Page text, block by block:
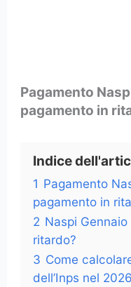
Pagamento
pagamento in
Indice
1 Pagamento
pagamento in
2 Naspi
ritardo?
3 Come
dell’Inps nel